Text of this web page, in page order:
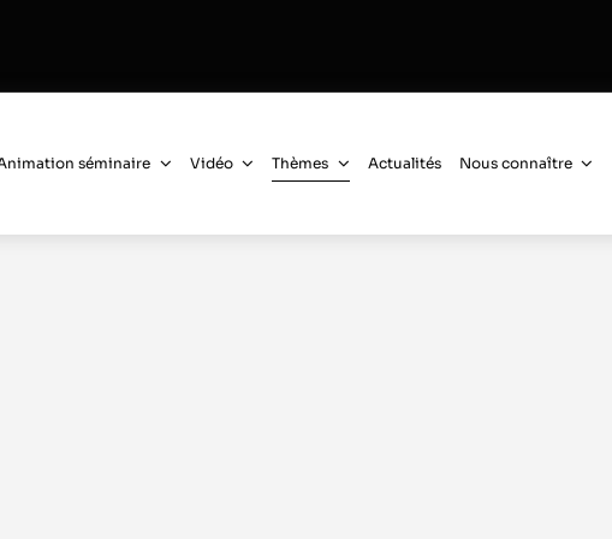
séminaire Vidéo Thèmes Actualités Nous connaître